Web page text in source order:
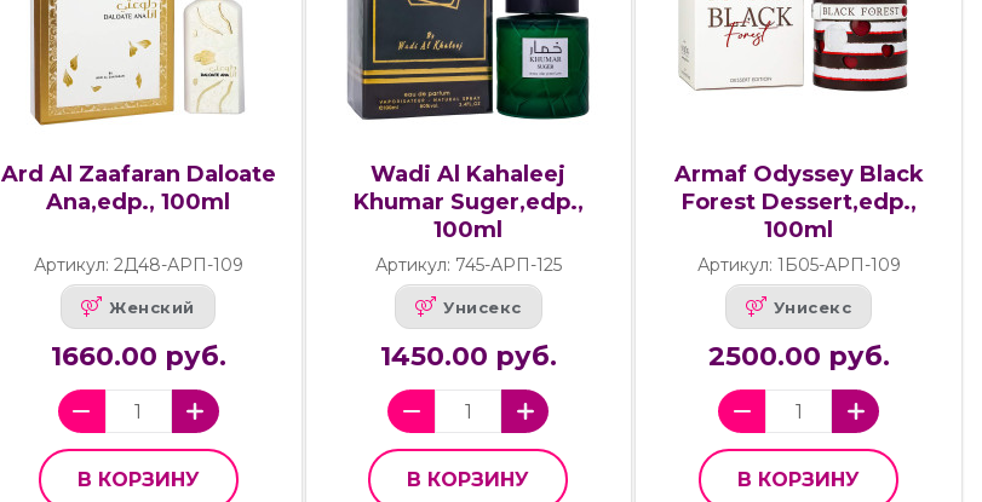
Ard Al Zaafaran Daloate
Ana,edp., 100ml
Артикул: 2Д48-АРП-109
Женский
1660.00 руб.
В КОРЗИНУ
Wadi Al Kahaleej
Khumar Suger,edp.,
100ml
Артикул: 745-АРП-125
Унисекс
1450.00 руб.
В КОРЗИНУ
Armaf Odyssey Black
Forest Dessert,edp.,
100ml
Артикул: 1Б05-АРП-109
Унисекс
2500.00 руб.
В КОРЗИНУ